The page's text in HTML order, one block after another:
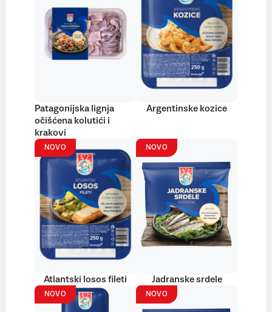
Patagonijska lignja
očišćena kolutići i
krakovi
Argentinske kozice
NOVO
Atlantski losos fileti
NOVO
Jadranske srdele
NOVO NOVO